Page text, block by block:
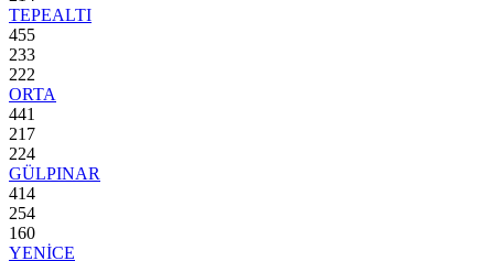
TEPEALTI
455
233
222
ORTA
441
217
224
GÜLPINAR
414
254
160
YENİCE